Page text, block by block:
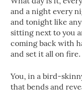
and a night every
and tonight like
sitting next to you
coming back with
and set it all on fire.
​You, in a bird-
that bends and